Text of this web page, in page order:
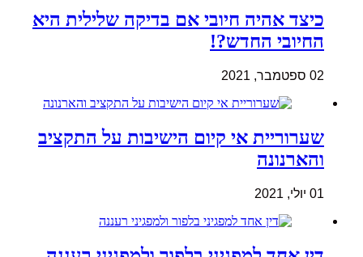
כיצד אהיה חיובי אם בדיקה שלילית היא
החיובי החדש?!
02 ספטמבר, 2021
שערוריית אי קיום הישיבות על התקציב
והארנונה
01 יולי, 2021